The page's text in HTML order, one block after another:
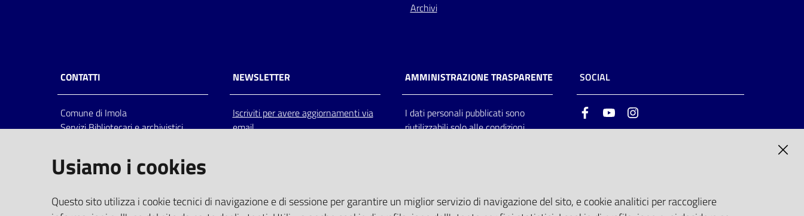
Archivi
CONTATTI
Comune di Imola
Servizi Bibliotecari e archivistici
Italia
centralino: tel 0542.6026.36 fax
bim@comune.imola.bo.it
PEC
NEWSLETTER
Iscriviti per avere aggiornamenti via
email
AMMINISTRAZIONE TRASPARENTE
I dati personali pubblicati sono
riutilizzabili solo alle condizioni
SOCIAL
FacebookYoutube
Usiamo i cookies
Questo sito utilizza i cookie tecnici di navigazione e di sessione per garantire un miglior servizio di navigazione del sito, e cookie analitici per raccogliere